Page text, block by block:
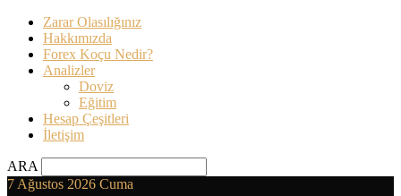
Zarar Olasılığınız
Hakkımızda
Forex Koçu Nedir?
Analizler
Doviz
Eğitim
Hesap Çeşitleri
İletişim
ARA
7 Ağustos 2026 Cuma